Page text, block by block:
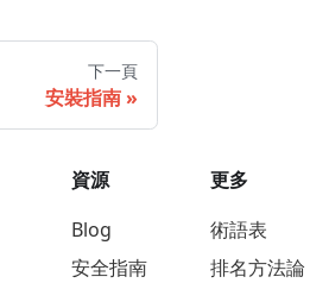
下一頁
安裝指南
資源
Blog
安全指南
更多
術語表
排名方法論